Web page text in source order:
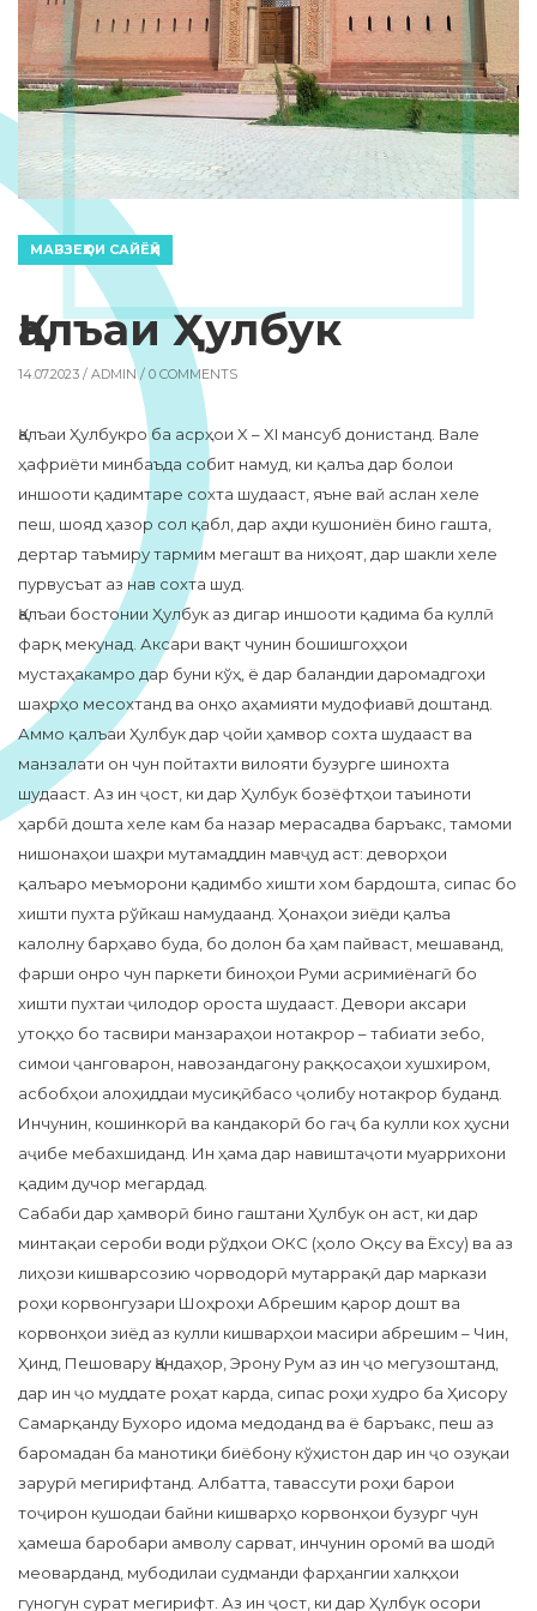
МАВЗЕҲОИ САЙЁҲӢ
Қалъаи Ҳулбук
14.07.2023 / ADMIN/ 0 COMMENTS
Қалъаи Ҳулбукро ба асрҳои X – XI мансуб донистанд. Вале
ҳафриёти минбаъда собит намуд, ки қалъа дар болои
иншооти қадимтаре сохта шудааст, яъне вай аслан хеле
пеш, шояд ҳазор сол қабл, дар аҳди кушониён бино гашта,
дертар таъмиру тармим мегашт ва ниҳоят, дар шакли хеле
пурвусъат аз нав сохта шуд.
Қалъаи бостонии Ҳулбук аз дигар иншооти қадима ба куллӣ
фарқ мекунад. Аксари вақт чунин бошишгоҳҳои
мустаҳакамро дар буни кўҳ, ё дар баландии даромадгоҳи
шаҳрҳо месохтанд ва онҳо аҳамияти мудофиавӣ доштанд.
Аммо қалъаи Ҳулбук дар ҷойи ҳамвор сохта шудааст ва
манзалати он чун пойтахти вилояти бузурге шинохта
шудааст. Аз ин ҷост, ки дар Ҳулбук бозёфтҳои таъиноти
ҳарбӣ дошта хеле кам ба назар мерасадва баръакс, тамоми
нишонаҳои шаҳри мутамаддин мавҷуд аст: деворҳои
қалъаро меъморони қадимбо хишти хом бардошта, сипас бо
хишти пухта рўйкаш намудаанд. Ҳонаҳои зиёди қалъа
калолну барҳаво буда, бо долон ба ҳам пайваст, мешаванд,
фарши онро чун паркети биноҳои Руми асримиёнагӣ бо
хишти пухтаи ҷилодор ороста шудааст. Девори аксари
утоқҳо бо тасвири манзараҳои нотакрор – табиати зебо,
симои ҷанговарон, навозандагону раққосаҳои хушхиром,
асбобҳои алоҳиддаи мусиқӣбасо ҷолибу нотакрор буданд.
Инчунин, кошинкорӣ ва кандакорӣ бо гаҷ ба кулли кох ҳусни
аҷибе мебахшиданд. Ин ҳама дар навиштаҷоти муаррихони
қадим дучор мегардад.
Сабаби дар ҳамворӣ бино гаштани Ҳулбук он аст, ки дар
минтақаи сероби води рўдҳои ОКС (ҳоло Оқсу ва Ёхсу) ва аз
лиҳози кишварсозию чорводорӣ мутаррақӣ дар маркази
роҳи корвонгузари Шоҳроҳи Абрешим қарор дошт ва
корвонҳои зиёд аз кулли кишварҳои масири абрешим – Чин,
Ҳинд, Пешовару Қандаҳор, Эрону Рум аз ин ҷо мегузоштанд,
дар ин ҷо муддате роҳат карда, сипас роҳи худро ба Ҳисору
Самарқанду Бухоро идома медоданд ва ё баръакс, пеш аз
баромадан ба манотиқи биёбону кўҳистон дар ин ҷо озуқаи
зарурӣ мегирифтанд. Албатта, тавассути роҳи барои
тоҷирон кушодаи байни кишварҳо корвонҳои бузург чун
ҳамеша баробари амволу сарват, инчунин оромӣ ва шодӣ
меоварданд, мубодилаи судманди фарҳангии халқҳои
гуногун сурат мегирифт. Аз ин ҷост, ки дар Ҳулбук осори